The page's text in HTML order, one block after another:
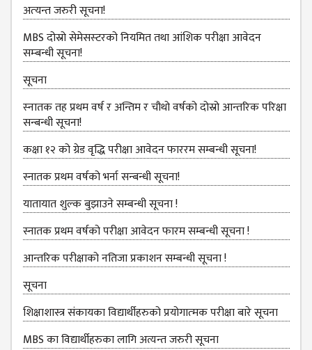
SCIENCE
DEPARTMENT
EDUCATION
DEPARTMENT
MANAGEMENT
DEPARTMENT
MEMBERS
TEACHING
STAFFS
NON
TEACHING
STAFFS
COURSES
BACHELOR
MANAGEMENT(BBS)
अत्‍यन्‍त जरुरी सूचना!
MBS दोस्रो सेमेसस्‍टरको नियमित तथा आंशिक परीक्षा आवेदन
सम्‍बन्धी सूचना!
सूचना
स्‍नातक तह प्रथम वर्ष र अन्तिम र चौथो वर्षको दोस्रो आन्‍तरिक परिक्षा
सन्बन्धी सूचना!
कक्षा १२ को ग्रेड वृद्धि परीक्षा आवेदन फाररम सम्बन्धी सूचना!
स्नातक प्रथम वर्षको भर्ना सन्बन्धी सूचना!
यातायात शुल्‍क बुझाउने सम्बन्धी सूचना !
स्नातक प्रथम वर्षको परीक्षा आवेदन फारम सम्बन्धी सूचना !
आन्तरिक परीक्षाको नतिजा प्रकाशन सम्बन्धी सूचना !
सूचना
शिक्षाशास्त्र संकायका विद्यार्थीहरुको प्रयोगात्‍मक परीक्षा बारे सूचना
MBS का विद्यार्थीहरुका लागि अत्यन्त जरुरी सूचना